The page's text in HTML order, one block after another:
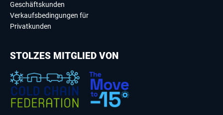
Geschäftskunden
Verkaufsbedingungen für
Privatkunden
STOLZES MITGLIED VON